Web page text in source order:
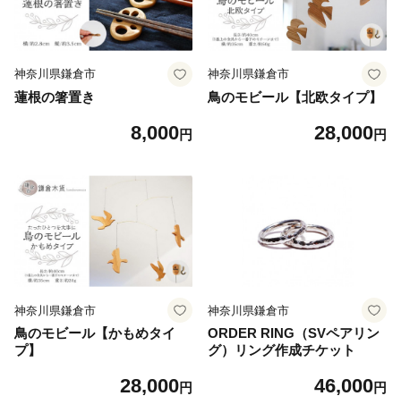
神奈川県鎌倉市
蓮根の箸置き
8,000円
神奈川県鎌倉市
鳥のモビール【北欧タイプ】
28,000円
神奈川県鎌倉市
鳥のモビール【かもめタイ
プ】
28,000円
神奈川県鎌倉市
ORDER RING（SVペアリン
グ）リング作成チケット
46,000円